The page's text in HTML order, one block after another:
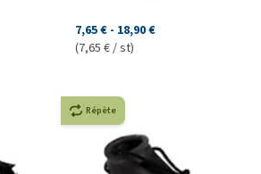
7,65 € - 18,90 €
(7,65 € / st)
Répète